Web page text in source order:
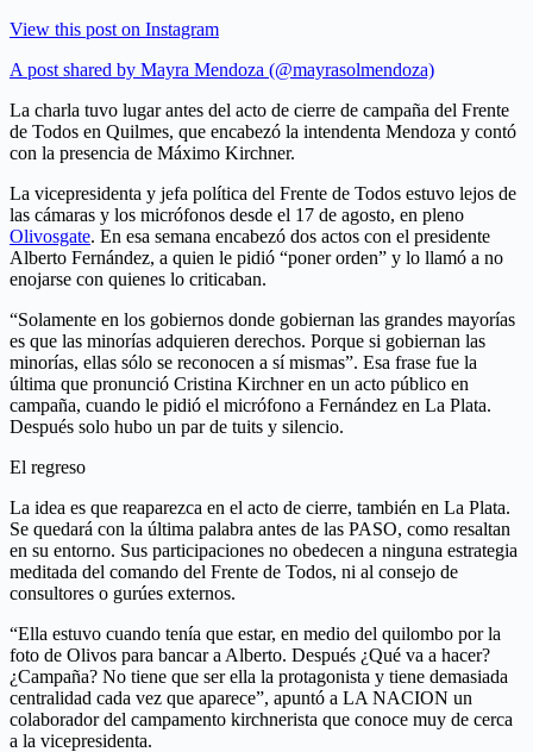
View this post on Instagram
A post shared by Mayra Mendoza (@mayrasolmendoza)
La charla tuvo lugar antes del acto de cierre de campaña del Frente
de Todos en Quilmes, que encabezó la intendenta Mendoza y contó
con la presencia de Máximo Kirchner.
La vicepresidenta y jefa política del Frente de Todos estuvo lejos de
las cámaras y los micrófonos desde el 17 de agosto, en pleno
Olivosgate. En esa semana encabezó dos actos con el presidente
Alberto Fernández, a quien le pidió “poner orden” y lo llamó a no
enojarse con quienes lo criticaban.
“Solamente en los gobiernos donde gobiernan las grandes mayorías
es que las minorías adquieren derechos. Porque si gobiernan las
minorías, ellas sólo se reconocen a sí mismas”. Esa frase fue la
última que pronunció Cristina Kirchner en un acto público en
campaña, cuando le pidió el micrófono a Fernández en La Plata.
Después solo hubo un par de tuits y silencio.
El regreso
La idea es que reaparezca en el acto de cierre, también en La Plata.
Se quedará con la última palabra antes de las PASO, como resaltan
en su entorno. Sus participaciones no obedecen a ninguna estrategia
meditada del comando del Frente de Todos, ni al consejo de
consultores o gurúes externos.
“Ella estuvo cuando tenía que estar, en medio del quilombo por la
foto de Olivos para bancar a Alberto. Después ¿Qué va a hacer?
¿Campaña? No tiene que ser ella la protagonista y tiene demasiada
centralidad cada vez que aparece”, apuntó a LA NACION un
colaborador del campamento kirchnerista que conoce muy de cerca
a la vicepresidenta.